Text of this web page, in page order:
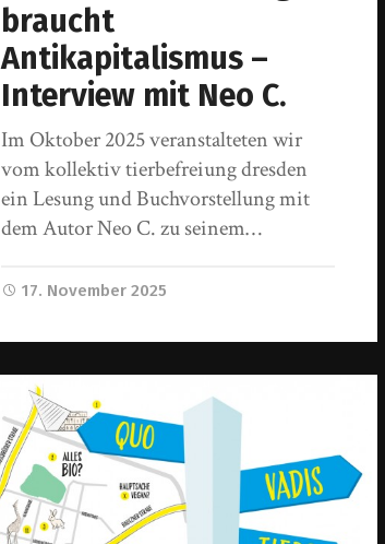
braucht
Antikapitalismus –
Interview mit Neo C.
Im Oktober 2025 veranstalteten wir
vom kollektiv tierbefreiung dresden
ein Lesung und Buchvorstellung mit
dem Autor Neo C. zu seinem…
17. November 2025